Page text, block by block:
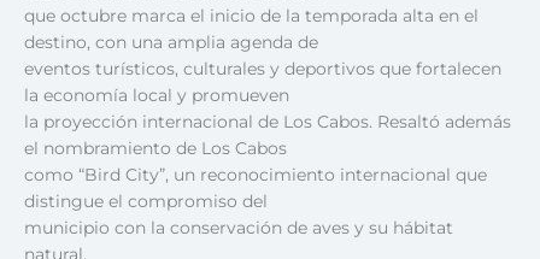
que octubre marca el inicio de la temporada alta en el
destino, con una amplia agenda de
eventos turísticos, culturales y deportivos que fortalecen
la economía local y promueven
la proyección internacional de Los Cabos. Resaltó además
el nombramiento de Los Cabos
como “Bird City”, un reconocimiento internacional que
distingue el compromiso del
municipio con la conservación de aves y su hábitat
natural.